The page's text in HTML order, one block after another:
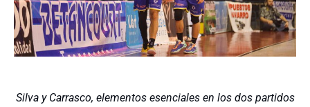
Silva y Carrasco, elementos esenciales en los dos partidos